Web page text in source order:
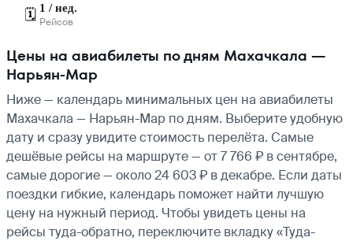
🗓️ 1 / нед.
Рейсов
Цены на авиабилеты по дням Махачкала —
Нарьян-Мар
Ниже — календарь минимальных цен на авиабилеты
Махачкала — Нарьян-Мар по дням. Выберите удобную
дату и сразу увидите стоимость перелёта. Самые
дешёвые рейсы на маршруте — от 7 766 ₽ в сентябре,
самые дорогие — около 24 603 ₽ в декабре. Если даты
поездки гибкие, календарь поможет найти лучшую
цену на нужный период. Чтобы увидеть цены на
рейсы туда-обратно, переключите вкладку «Туда-